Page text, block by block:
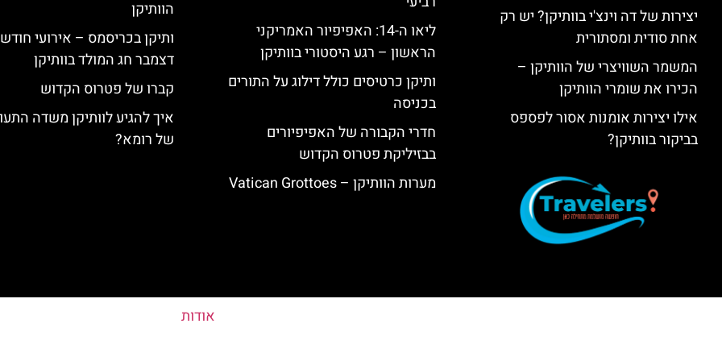
יצירות של דה וינצ'י בוותיקן? יש רק
אחת סודית ומסתורית
המשמר השוויצרי של הוותיקן –
הכירו את שומרי הוותיקן
אילו יצירות אומנות אסור לפספס
בביקור בוותיקן?
ליאו ה-14: האפיפיור האמריקני
הראשון – רגע היסטורי בוותיקן
ותיקן כרטיסים כולל דילוג על התורים
בכניסה
חדרי הקבורה של האפיפיורים
בבזיליקת פטרוס הקדוש
מערות הוותיקן – Vatican Grottoes
הוותיקן
ותיקן בכריסמס – אירועי חודש
דצמבר חג המולד בוותיקן
קברו של פטרוס הקדוש
איך להגיע לוותיקן משדה
של רומא?
אודות